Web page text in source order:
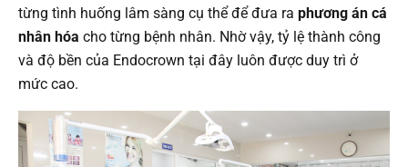
từng tình huống lâm sàng cụ thể để đưa ra phương án cá
nhân hóa cho từng bệnh nhân. Nhờ vậy, tỷ lệ thành công
và độ bền của Endocrown tại đây luôn được duy trì ở
mức cao.